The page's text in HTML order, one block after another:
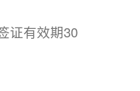
证有效期30